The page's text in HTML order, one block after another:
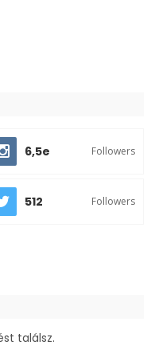
6,5e Followers
512 Followers
találsz.